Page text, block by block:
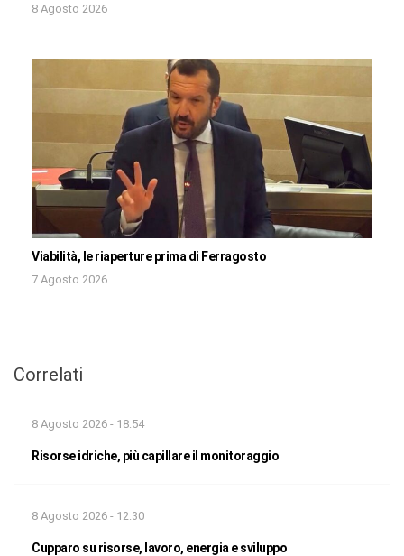
8 Agosto 2026
Viabilità, le riaperture prima di Ferragosto
7 Agosto 2026
Correlati
8 Agosto 2026 - 18:54
Risorse idriche, più capillare il monitoraggio
8 Agosto 2026 - 12:30
Cupparo su risorse, lavoro, energia e sviluppo